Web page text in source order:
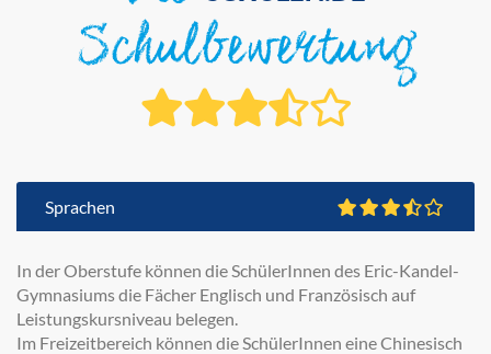
Schulbewertung
Sprachen
In der Oberstufe können die SchülerInnen des Eric-Kandel-
Gymnasiums die Fächer Englisch und Französisch auf
Leistungskursniveau belegen.
Im Freizeitbereich können die SchülerInnen eine Chinesisch